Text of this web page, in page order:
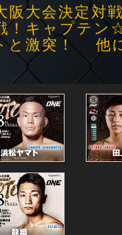
大会決定
！キャプテ
と激突！ 他